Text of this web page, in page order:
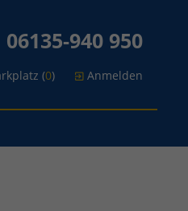
06135-940 950
(0) Anmelden